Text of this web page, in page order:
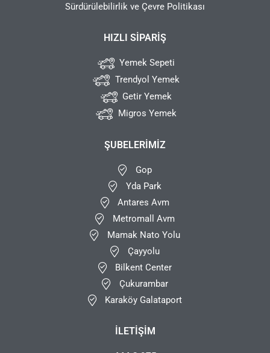
Sürdürülebilirlik ve Çevre Politikası
HIZLI SIPARIŞ
Yemek Sepeti
Trendyol Yemek
Getir Yemek
Migros Yemek
ŞUBELERIMIZ
Gop
Yda Park
Antares Avm
Metromall Avm
Mamak Nato Yolu
Çayyolu
Bilkent Center
Çukurambar
Karaköy Galataport
İLETIŞIM